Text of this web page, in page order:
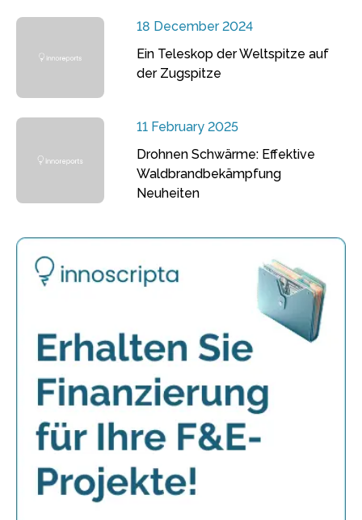
18 December 2024
Ein Teleskop der Weltspitze auf
der Zugspitze
11 February 2025
Drohnen Schwärme: Effektive
Waldbrandbekämpfung
Neuheiten